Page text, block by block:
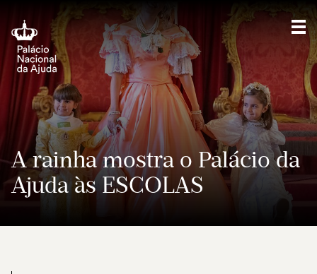
A rainha mostra o Palácio da
Ajuda às ESCOLAS